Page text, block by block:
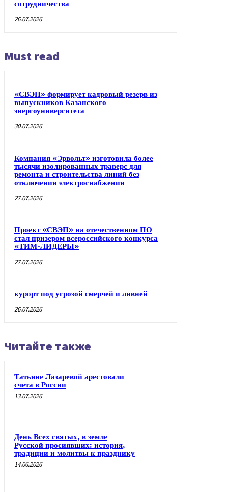
сотрудничества
26.07.2026
Must read
«СВЭП» формирует кадровый резерв из
выпускников Казанского
энергоуниверситета
30.07.2026
Компания «Эрвольт» изготовила более
тысячи изолированных траверс для
ремонта и строительства линий без
отключения электроснабжения
27.07.2026
Проект «СВЭП» на отечественном ПО
стал призером всероссийского конкурса
«ТИМ-ЛИДЕРЫ»
27.07.2026
курорт под угрозой смерчей и ливней
26.07.2026
Читайте также
Татьяне Лазаревой арестовали
счета в России
13.07.2026
День Всех святых, в земле
Русской просиявших: история,
традиции и молитвы к празднику
14.06.2026